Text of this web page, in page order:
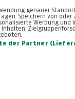
genauer
Speichern von
Werbung und
Inhalten,
der Partner